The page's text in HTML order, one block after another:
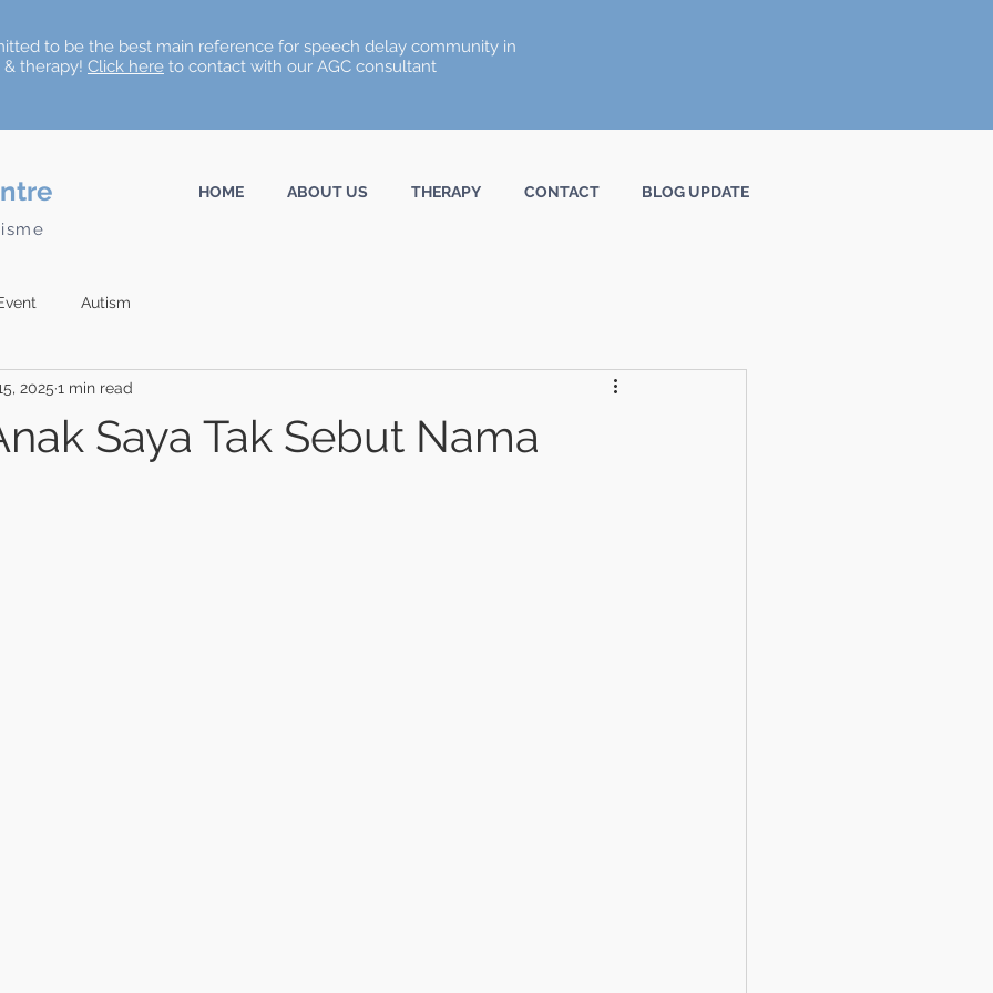
to be the best main reference for speech delay community in
therapy! Click here to contact with our AGC consultant
HOME ABOUT US THERAPY CONTACT BLOG UPDATE
Autism
Saya Tak Sebut Nama
2025 1 min read